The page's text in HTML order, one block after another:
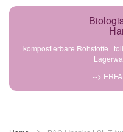
Direkt
kompostierbare Rohstoffe |
-->